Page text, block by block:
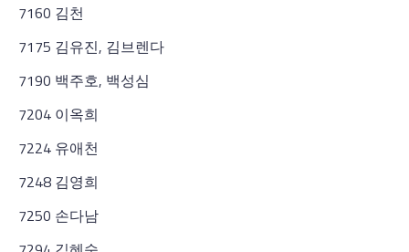
7160 김천
7175 김유진, 김브렌다
7190 백주호, 백성심
7204 이옥희
7224 유애천
7248 김영희
7250 손다남